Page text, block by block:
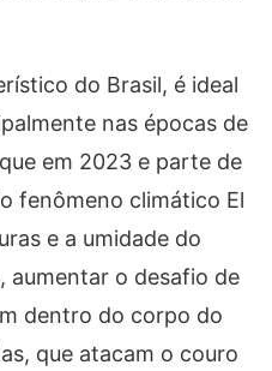
do Brasil, é ideal
nas épocas de
em 2023 e parte de
fenômeno climático El
e a umidade do
aumentar o desafio de
dentro do corpo do
que atacam o couro